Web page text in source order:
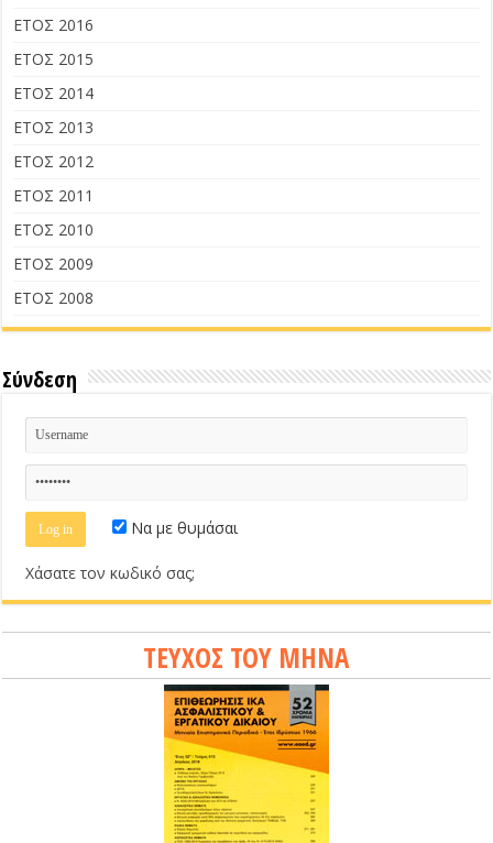
ΕΤΟΣ 2016
ΕΤΟΣ 2015
ΕΤΟΣ 2014
ΕΤΟΣ 2013
ΕΤΟΣ 2012
ΕΤΟΣ 2011
ΕΤΟΣ 2010
ΕΤΟΣ 2009
ΕΤΟΣ 2008
Σύνδεση
Να με θυμάσαι
Χάσατε τον κωδικό σας;
ΤΕΥΧΟΣ ΤΟΥ ΜΗΝΑ